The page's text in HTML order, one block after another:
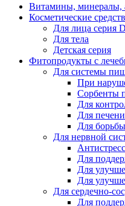
Витамины, минералы,
Косметические
Для лица серия
Для тела
Детская серия
Фитопродукты с
Для системы
При
Сорбенты
Для
Для
Для
Для нервной
Для
Для
Для
Для сердечно-
Для